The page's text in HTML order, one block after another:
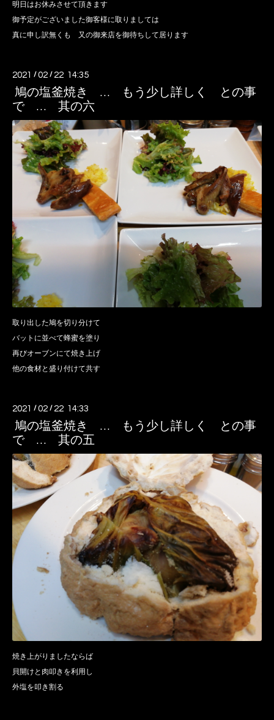
明日はお休みさせて頂きます
御予定がございました御客様に取りましては
真に申し訳無くも 又の御来店を御待ちして居ります
2021 /02 / 22 14:35
鳩の塩釜焼き … もう少し詳しく との事
で … 其の六
取り出した鳩を切り分けて
バットに並べて蜂蜜を塗り
再びオーブンにて焼き上げ
他の食材と盛り付けて共す
2021 /02 / 22 14:33
鳩の塩釜焼き … もう少し詳しく との事
で … 其の五
焼き上がりましたならば
貝開けと肉叩きを利用し
外塩を叩き割る